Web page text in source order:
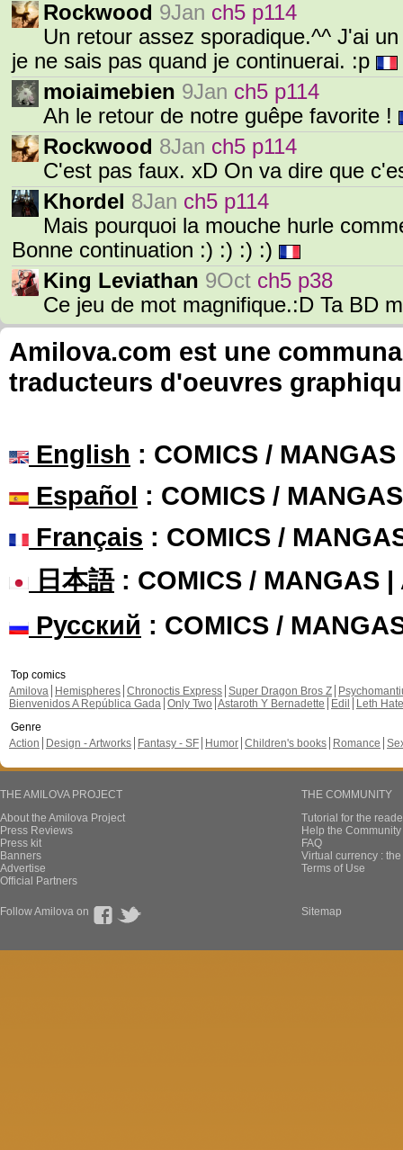
Rockwood 9Jan ch5 p114
Un retour assez sporadique.^^ J'ai
je ne sais pas quand je continuerai. :p
moiaimebien 9Jan ch5 p114
Ah le retour de notre guêpe favorite !
Rockwood 8Jan ch5 p114
C'est pas faux. xD On va dire que
Khordel 8Jan ch5 p114
Mais pourquoi la mouche hurle
Bonne continuation :) :) :) :)
King Leviathan 9Oct ch5 p38
Ce jeu de mot magnifique.:D Ta BD
Amilova.com est une
traducteurs d'oeuvres
English : COMICS /
Español : COMICS /
Français : COMICS /
日本語: COMICS / MANGAS |
Русский : COMICS /
Top comics
Amilova
Hemispheres Chronoctis Express Super Dragon Bros Z
Bienvenidos A República Gada Only Two Astaroth Y Bernadette Edil
Leth Hate
Genre
Action
Design - Artworks Fantasy - SF Humor Children's books Romance
THE AMILOVA PROJECT
About the Amilova Project
Press Reviews
Press kit
Banners
Advertise
Official Partners
THE COMMUNITY
Tutorial for the
Help the
FAQ
Virtual currency :
Terms of Use
Follow Amilova on Sitemap